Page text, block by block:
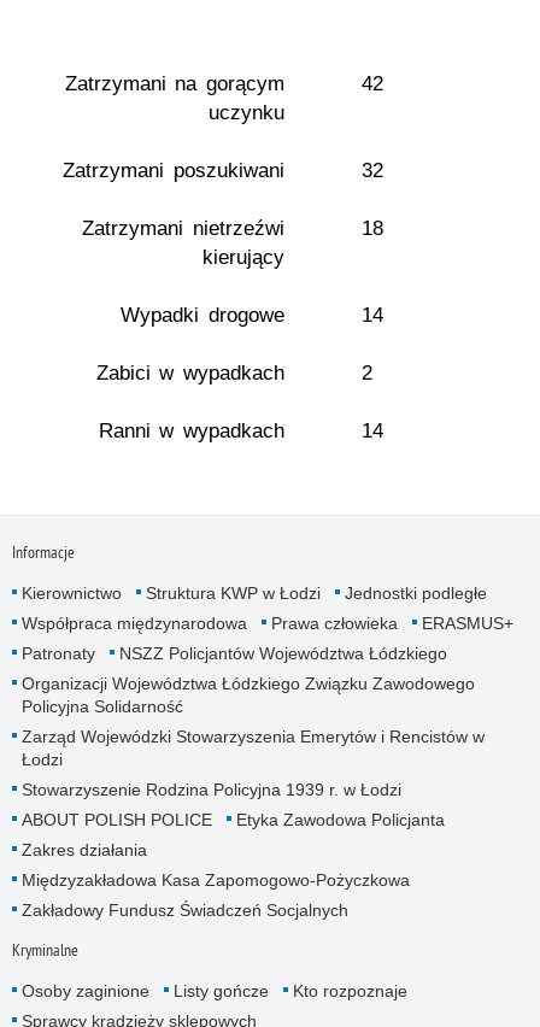
Zatrzymani na gorącym
uczynku
42
Zatrzymani poszukiwani 32
Zatrzymani nietrzeźwi
kierujący
18
Wypadki drogowe 14
Zabici w wypadkach 2
Ranni w wypadkach 14
Informacje
Kierownictwo Struktura KWP w Łodzi
Jednostki podległe
Współpraca międzynarodowa
Prawa człowieka
ERASMUS+
Patronaty
NSZZ Policjantów Województwa Łódzkiego
Organizacji Województwa Łódzkiego Związku Zawodowego
Policyjna Solidarność
Zarząd Wojewódzki Stowarzyszenia Emerytów i Rencistów w
Łodzi
Stowarzyszenie Rodzina Policyjna 1939 r. w Łodzi
ABOUT POLISH POLICE
Etyka Zawodowa Policjanta
Zakres działania
Międzyzakładowa Kasa Zapomogowo-Pożyczkowa
Zakładowy Fundusz Świadczeń Socjalnych
Kryminalne
Osoby zaginione Listy gończe
Kto rozpoznaje
Sprawcy kradzieży sklepowych